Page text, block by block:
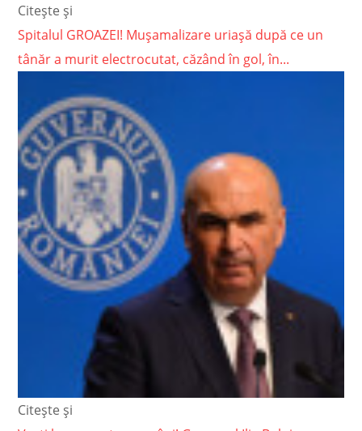
Citește și
Spitalul GROAZEI! Mușamalizare uriașă după ce un
tânăr a murit electrocutat, căzând în gol, în...
Citește și